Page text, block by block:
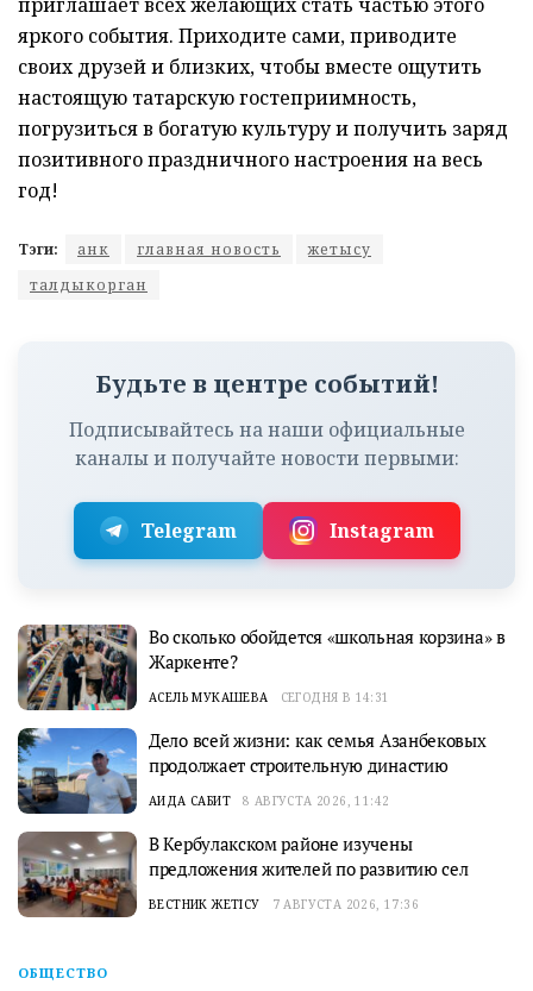
яркого события. Приходите сами, приводите
своих друзей и близких, чтобы вместе ощутить
настоящую татарскую гостеприимность,
погрузиться в богатую культуру и получить заряд
позитивного праздничного настроения на весь
год!
Тэги: анк главная новость
жетысу
талдыкорган
Будьте в центре событий!
Подписывайтесь на наши официальные
каналы и получайте новости первыми:
Telegram Instagram
Во сколько обойдется «школьная корзина» в
Жаркенте?
АСЕЛЬ МУКАШЕВА СЕГОДНЯ В 14:31
Дело всей жизни: как семья Азанбековых
продолжает строительную династию
АИДА САБИТ 8 АВГУСТА 2026, 11:42
В Кербулакском районе изучены
предложения жителей по развитию сел
ВЕСТНИК ЖЕТІСУ 7 АВГУСТА 2026, 17:36
ОБЩЕСТВО